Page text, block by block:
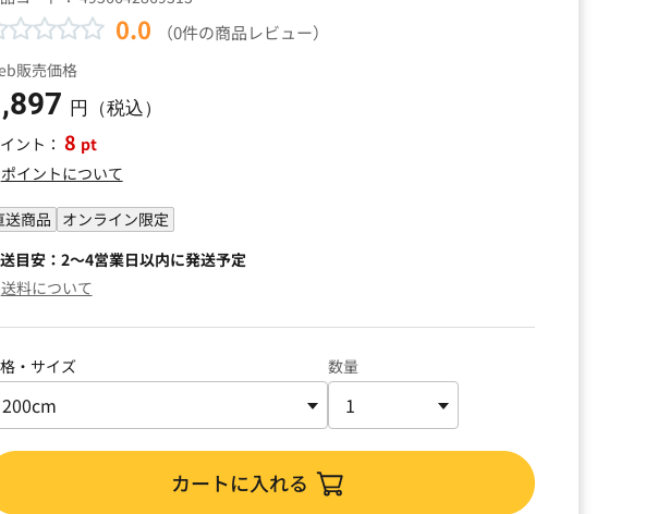
0.0 （0件の商品レビュー）
販売価格
円（税込）
ント： 8 pt
ポイントについて
送商品 オンライン限定
目安：2～4営業日以内に発送予定
送料について
・サイズ 数量
カートに入れる